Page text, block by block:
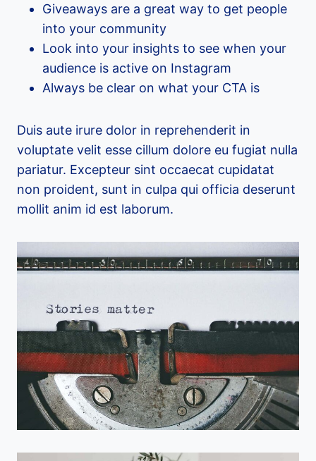
Giveaways are a great way to get people
into your community
Look into your insights to see when your
audience is active on Instagram
Always be clear on what your CTA is
Duis aute irure dolor in reprehenderit in
voluptate velit esse cillum dolore eu fugiat nulla
pariatur. Excepteur sint occaecat cupidatat
non proident, sunt in culpa qui officia deserunt
mollit anim id est laborum.